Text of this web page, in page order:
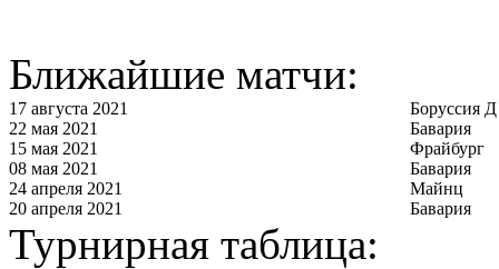
Ближайшие матчи:
17 августа 2021
Боруссия Д
22 мая 2021
Бавария
15 мая 2021
Фрайбург
08 мая 2021
Бавария
24 апреля 2021
Майнц
20 апреля 2021
Бавария
Турнирная таблица: